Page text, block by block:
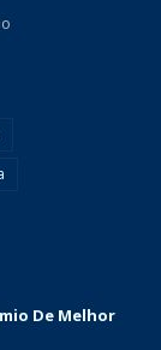
De Melhor